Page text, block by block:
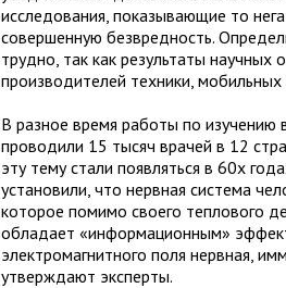
исследования, показывающие то
совершенную безвредность.
трудно, так как результаты
производителей техники,
В разное время работы по изучению
проводили 15 тысяч врачей в 12
эту тему стали появляться в 60х
установили, что нервная система
которое помимо своего теплового
обладает «информационным»
электромагнитного поля нервная,
утверждают эксперты.